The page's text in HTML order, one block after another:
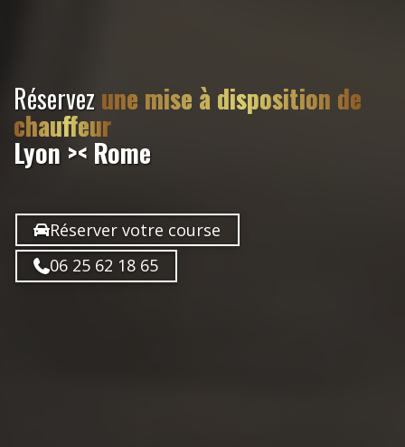
Réservezune mise à disposition de
chauffeur
Lyon >< Rome
Réserver votre course
06 25 62 18 65